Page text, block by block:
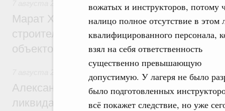
вожатых и инструкторов, потому
налицо полное отсутствие в этом
квалифицированного персонала,
взял на себя ответственность
существенно превышающую
допустимую. У лагеря не было
было подготовленных
всё покажет следствие, но уже
Марат Хуснуллин: «Единый заказчик»
строительство и реконструкцию более
объектов
Чрезвычайные ситуации и ликвидация их
Александр Козлов провёл заседание
ликвидации последствий чрезвычайной